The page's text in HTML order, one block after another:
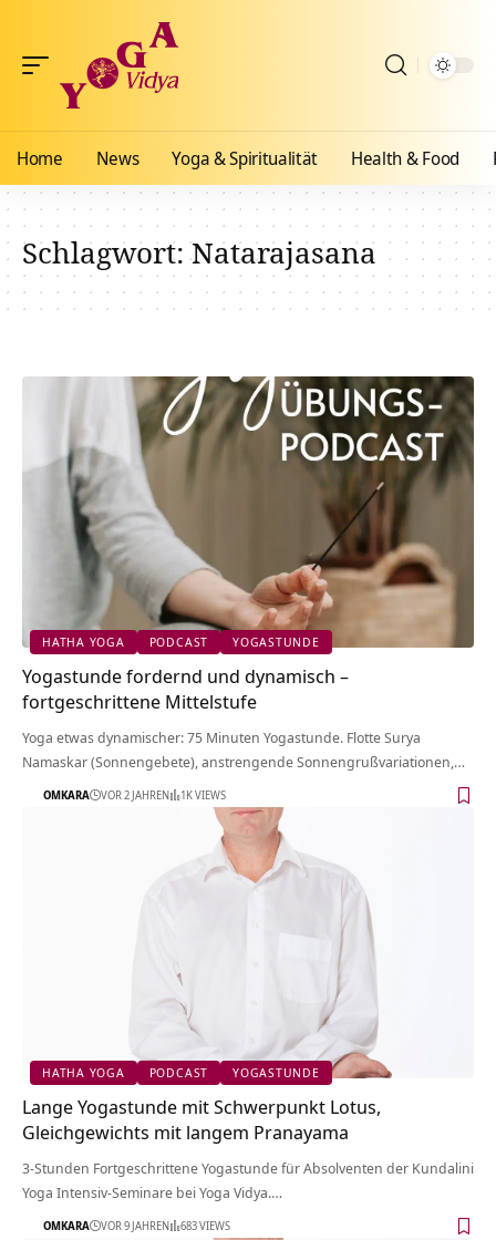
Home News Yoga & Spiritualität Health & Food
Schlagwort:Natarajasana
HATHA YOGA PODCAST YOGASTUNDE
Yogastunde fordernd und dynamisch –
fortgeschrittene Mittelstufe
Yoga etwas dynamischer: 75 Minuten Yogastunde. Flotte Surya
Namaskar (Sonnengebete), anstrengende Sonnengrußvariationen,…
OMKARA VOR 2 JAHREN 1K VIEWS
HATHA YOGA PODCAST YOGASTUNDE
Lange Yogastunde mit Schwerpunkt Lotus,
Gleichgewichts mit langem Pranayama
3-Stunden Fortgeschrittene Yogastunde für Absolventen der Kundalini
Yoga Intensiv-Seminare bei Yoga Vidya.…
OMKARA VOR 9 JAHREN 683 VIEWS